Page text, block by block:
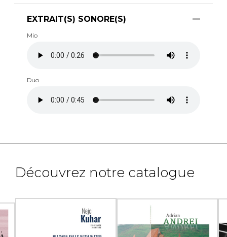
EXTRAIT(S) SONORE(S)
Mio
Duo
Découvrez notre catalogue